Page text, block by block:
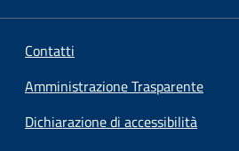
Contatti
Amministrazione Trasparente
Dichiarazione di accessibilità